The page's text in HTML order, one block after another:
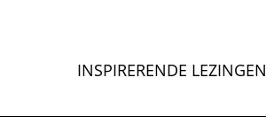
INSPIRERENDE LEZINGEN